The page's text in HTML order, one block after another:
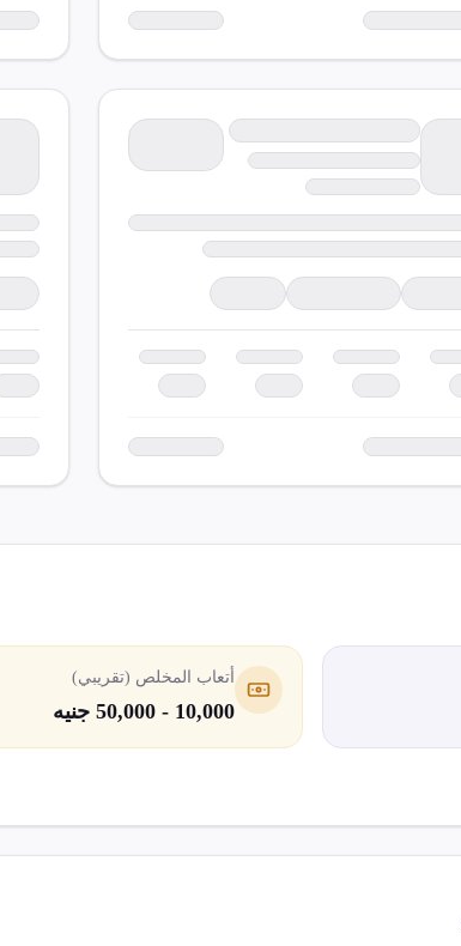
أتعاب المخلص (تقريبي)
10,000 - 50,000 جنيه